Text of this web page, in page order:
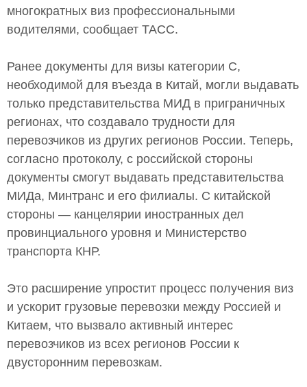
многократных виз профессиональными
водителями, сообщает ТАСС.
Ранее документы для визы категории С,
необходимой для въезда в Китай, могли выдавать
только представительства МИД в приграничных
регионах, что создавало трудности для
перевозчиков из других регионов России. Теперь,
согласно протоколу, с российской стороны
документы смогут выдавать представительства
МИДа, Минтранс и его филиалы. С китайской
стороны — канцелярии иностранных дел
провинциального уровня и Министерство
транспорта КНР.
Это расширение упростит процесс получения виз
и ускорит грузовые перевозки между Россией и
Китаем, что вызвало активный интерес
перевозчиков из всех регионов России к
двусторонним перевозкам.